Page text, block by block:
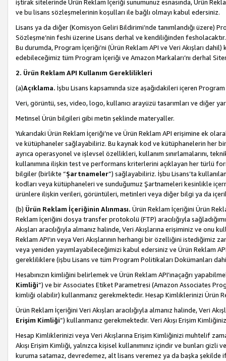
iştirak sitelerinde Ürün Reklam İçeriği sunumunuz esnasında, Ürün
ve bu lisans sözleşmelerinin koşulları ile bağlı olmayı kabul edersiniz.
Lisans ya da diğer (Komisyon Geliri Bildirimi’nde tanımlandığı üzere)
Sözleşme’nin feshi üzerine Lisans derhal ve kendiliğinden
Bu durumda, Program İçeriği’ni (Ürün Reklam API ve Veri Akışları
edebileceğimiz tüm Program İçeriği ve Amazon Markaları’nı derhal
2. Ürün Reklam API Kullanım Gereklilikleri
(a)Açıklama. İşbu Lisans kapsamında size aşağıdakileri içeren
Veri, görüntü, ses, video, logo, kullanıcı arayüzü tasarımları ve diğer
Metinsel Ürün bilgileri gibi metin şeklinde materyaller.
Yukarıdaki Ürün Reklam İçeriği’ne ve Ürün Reklam API erişimine ek
ve kütüphaneler sağlayabiliriz. Bu kaynak kod ve kütüphanelerin her
ayrıca operasyonel ve işlevsel özellikleri, kullanım sınırlamalarını,
kullanımına ilişkin test ve performans kriterlerini açıklayan her türlü
bilgiler (birlikte “Şartnameler”) sağlayabiliriz. İşbu Lisans’ta
kodları veya kütüphaneleri ve sunduğumuz Şartnameleri kesinlikle
ürünlere ilişkin verileri, görüntüleri, metinleri veya diğer bilgi ya da
(b) Ürün Reklam İçeriğinin Alınması. Ürün Reklam İçeriğini Ürün
Reklam İçeriğini dosya transfer protokolü (FTP) aracılığıyla
Akışları aracılığıyla almanız halinde, Veri Akışlarına erişiminiz ve onu
Reklam API’ın veya Veri Akışlarının herhangi bir özelliğini
veya yeniden yayımlayabileceğimizi kabul edersiniz ve Ürün Reklam
gerekliliklere (işbu Lisans ve tüm Program Politikaları Dokümanları
Hesabınızın kimliğini belirlemek ve Ürün Reklam API’ınaçağrı
Kimliği”) ve bir Associates Etiket Parametresi (Amazon Associates
kimliği olabilir) kullanmanız gerekmektedir. Hesap Kimliklerinizi Ürün
Ürün Reklam İçeriğini Veri Akışları aracılığıyla almanız halinde, Veri
Erişim Kimliği”) kullanmanız gerekmektedir. Veri Akışı Erişim
Hesap Kimliklerinizi veya Veri Akışlarına Erişim Kimliğinizi muhtelif
Akışı Erişim Kimliği, yalnızca kişisel kullanımınız içindir ve bunları
kuruma satamaz, devredemez, alt lisans veremez ya da başka şekilde